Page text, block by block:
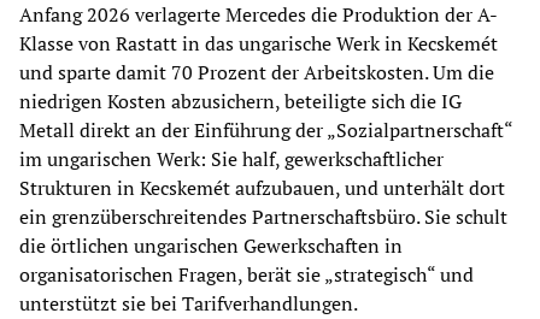
Anfang 2026 verlagerte Mercedes die Produktion der A-
Klasse von Rastatt in das ungarische Werk in Kecskemét
und sparte damit 70 Prozent der Arbeitskosten. Um die
niedrigen Kosten abzusichern, beteiligte sich die IG
Metall direkt an der Einführung der „Sozialpartnerschaft“
im ungarischen Werk: Sie half, gewerkschaftlicher
Strukturen in Kecskemét aufzubauen, und unterhält dort
ein grenzüberschreitendes Partnerschaftsbüro. Sie schult
die örtlichen ungarischen Gewerkschaften in
organisatorischen Fragen, berät sie „strategisch“ und
unterstützt sie bei Tarifverhandlungen.